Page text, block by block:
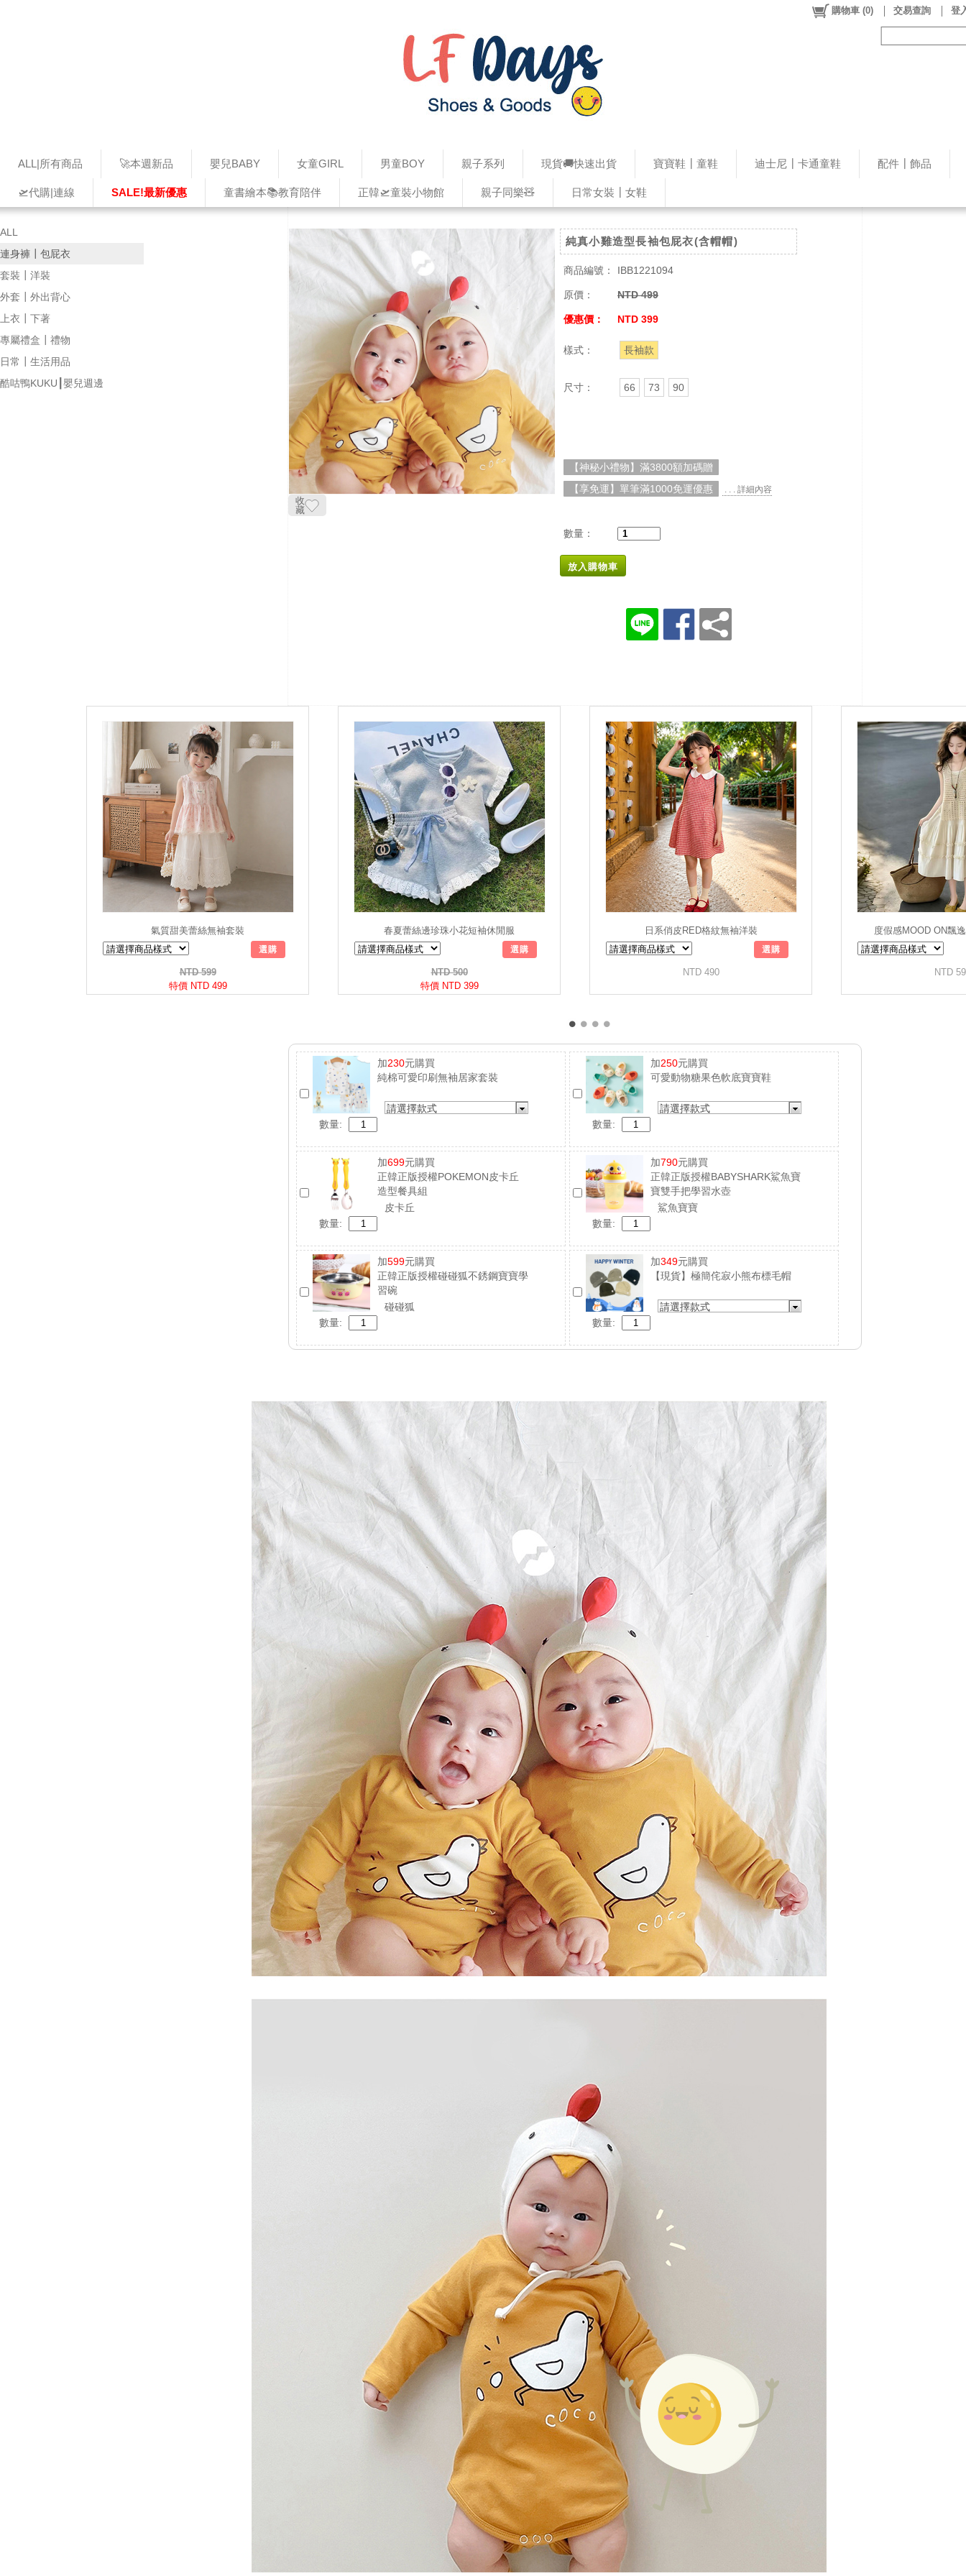
ALL|所有商品 🚀本週新品 嬰兒BABY 女童GIRL 男童BOY 親子系列 現貨🚚快速出貨 寶寶鞋┃童鞋 迪士尼┃卡通童鞋 配件┃飾品
🛫代購|連線 SALE!最新優惠 童書繪本📚教育陪伴 正韓🛫童裝小物館 親子同樂🧸 日常女裝┃女鞋
購物車 (0) 交易查詢 登
ALL
連身褲┃包屁衣
套裝┃洋裝
外套┃外出背心
上衣┃下著
專屬禮盒┃禮物
日常┃生活用品
酷咕鴨KUKU┃嬰兒週邊
收
藏
純真小雞造型長袖包屁衣(含帽帽)
商品編號： IBB1221094
原價： NTD 499
優惠價： NTD 399
樣式： 長袖款
尺寸： 66 73 90
【神秘小禮物】滿3800額加碼贈
【享免運】單筆滿1000免運優惠
. . . 詳細內容
數量：
放入購物車
加230元購買
純棉可愛印刷無袖居家套裝
請選擇款式
數量:
加250元購買
可愛動物糖果色軟底寶寶鞋
請選擇款式
數量:
加699元購買
正韓正版授權POKEMON皮卡丘
造型餐具組
皮卡丘
數量:
加790元購買
正韓正版授權BABYSHARK鯊魚寶
寶雙手把學習水壺
鯊魚寶寶
數量:
加599元購買
正韓正版授權碰碰狐不銹鋼寶寶學
習碗
碰碰狐
數量:
加349元購買
【現貨】極簡侘寂小熊布標毛帽
請選擇款式
數量: